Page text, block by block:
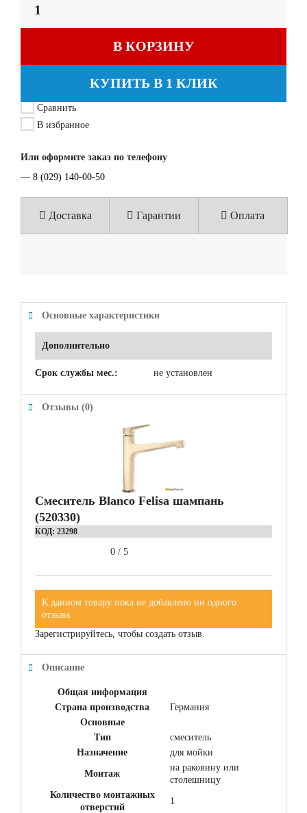
В КОРЗИНУ
КУПИТЬ В 1 КЛИК
Сравнить
В избранное
Или оформите заказ по телефону
— 8 (029) 140-00-50
Доставка Гарантии Оплата
Основные характеристики
Дополнительно
Срок службы мес.: не установлен
Отзывы (0)
Смеситель Blanco Felisa шампань
(520330)
КОД: 23298
0 / 5
К данном товару пока не добавлено ни одного
отзыва
Зарегистрируйтесь, чтобы создать отзыв.
Описание
Общая информация
Страна производства
Германия
Основные
Тип
смеситель
Назначение
для мойки
Монтаж
на раковину или
столешницу
Количество монтажных
отверстий
1